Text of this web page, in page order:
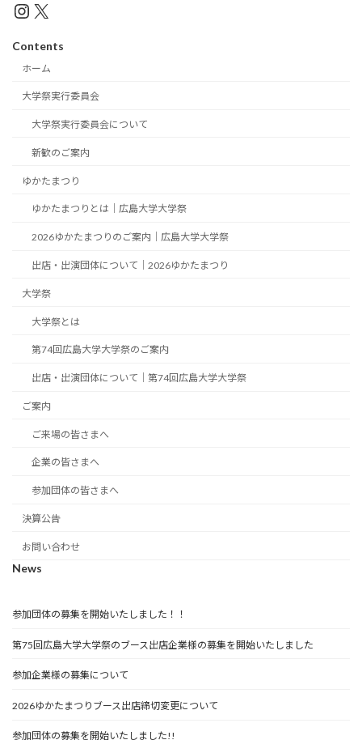
Instagram
X
Contents
ホーム
大学祭実行委員会
大学祭実行委員会について
新歓のご案内
ゆかたまつり
ゆかたまつりとは｜広島大学大学祭
2026ゆかたまつりのご案内｜広島大学大学祭
出店・出演団体について｜2026ゆかたまつり
大学祭
大学祭とは
第74回広島大学大学祭のご案内
出店・出演団体について｜第74回広島大学大学祭
ご案内
ご来場の皆さまへ
企業の皆さまへ
参加団体の皆さまへ
決算公告
お問い合わせ
News
参加団体の募集を開始いたしました！！
第75回広島大学大学祭のブース出店企業様の募集を開始いたしました
参加企業様の募集について
2026ゆかたまつりブース出店締切変更について
参加団体の募集を開始いたしました!!